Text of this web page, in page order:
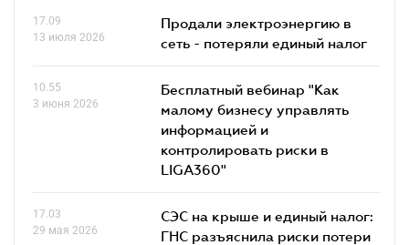
17.09
13 июля 2026
Продали электроэнергию в
сеть - потеряли единый налог
10.55
3 июня 2026
Бесплатный вебинар "Как
малому бизнесу управлять
информацией и
контролировать риски в
LIGA360"
17.03
29 мая 2026
СЭС на крыше и единый налог:
ГНС разъяснила риски потери